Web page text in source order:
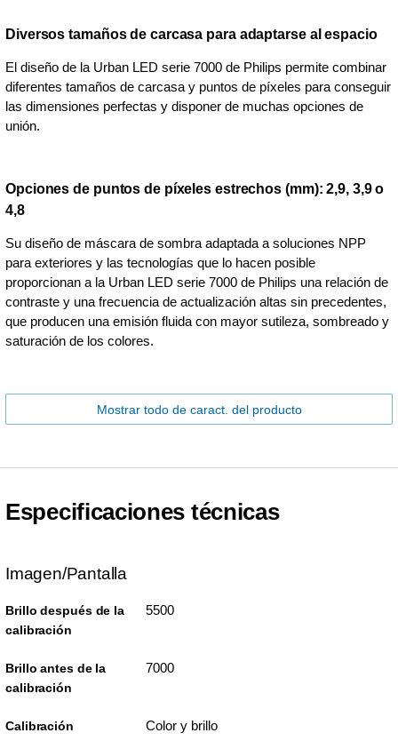
Diversos tamaños de carcasa para adaptarse al espacio
El diseño de la Urban LED serie 7000 de Philips permite combinar
diferentes tamaños de carcasa y puntos de píxeles para conseguir
las dimensiones perfectas y disponer de muchas opciones de
unión.
Opciones de puntos de píxeles estrechos (mm): 2,9, 3,9 o
4,8
Su diseño de máscara de sombra adaptada a soluciones NPP
para exteriores y las tecnologías que lo hacen posible
proporcionan a la Urban LED serie 7000 de Philips una relación de
contraste y una frecuencia de actualización altas sin precedentes,
que producen una emisión fluida con mayor sutileza, sombreado y
saturación de los colores.
Mostrar todo de caract. del producto
Especificaciones técnicas
Imagen/Pantalla
Brillo después de la
calibración
5500
Brillo antes de la
calibración
7000
Calibración
Color y brillo